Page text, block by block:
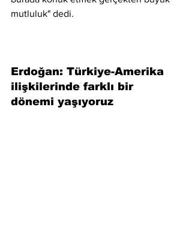
mutluluk" dedi.
Erdoğan: Türkiye-Amerika
ilişkilerinde farklı bir
dönemi yaşıyoruz